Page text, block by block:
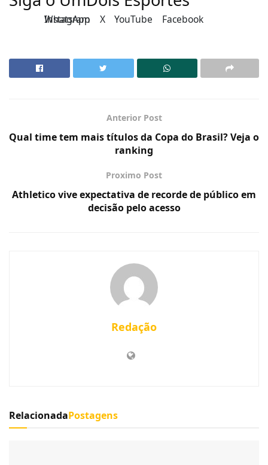
Instagram X YouTube Facebook
WhatsApp
Anterior Post
Qual time tem mais títulos da Copa do Brasil? Veja o
ranking
Proximo Post
Athletico vive expectativa de recorde de público em
decisão pelo acesso
Redação
RelacionadaPostagens